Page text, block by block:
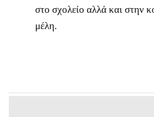
στο σχολείο αλλά και στην
μέλη.